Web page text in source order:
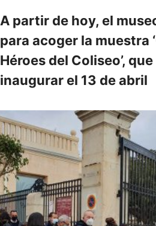
A partir de hoy, el
para acoger la muestra
Héroes del Coliseo’,
inaugurar el 13 de abril